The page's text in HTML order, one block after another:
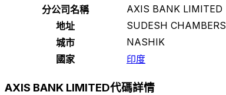
分公司名稱
AXIS BANK LIMITED
地址
SUDESH CHAMBERS
城市
NASHIK
國家
印度
AXIS BANK LIMITED代碼詳情